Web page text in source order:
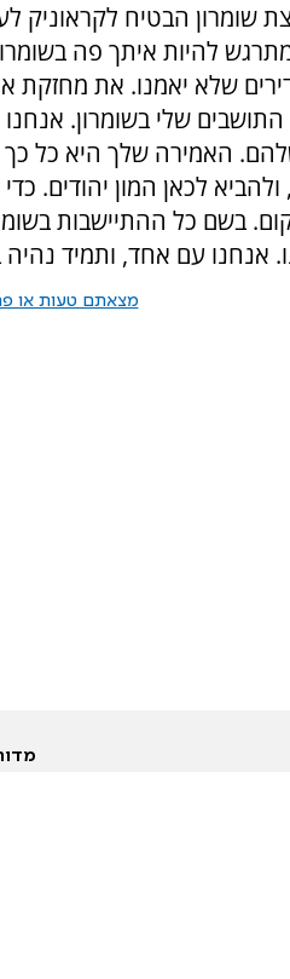
שומרון הבטיח לקראוניק
להיות איתך פה
שלא יאמנו. את
שלי בשומרון.
האמירה שלך היא כל
לכאן המון יהודים.
בשם כל ההתיישבות
אנחנו עם אחד, ותמיד נהיה
מצאתם טעות או